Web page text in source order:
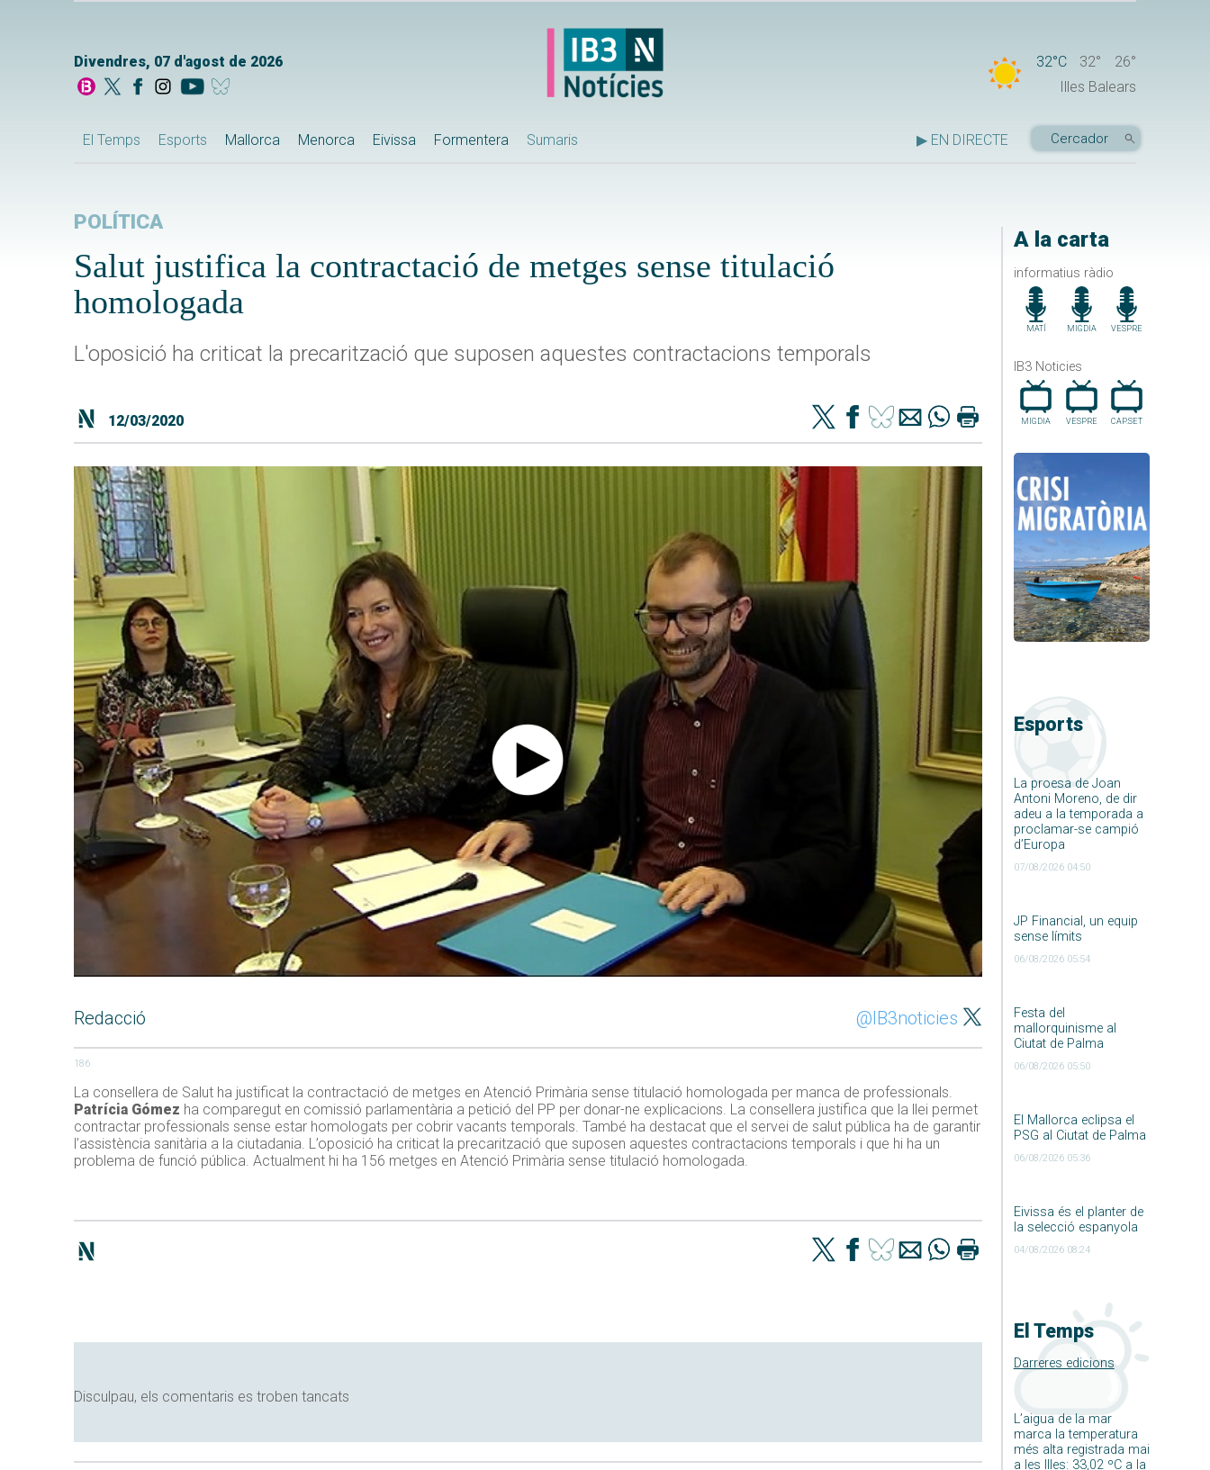
Divendres, 07 d'agost de 2026 32°C 32°
26°
Illes Balears
El Temps Esports Mallorca Menorca Eivissa Formentera Sumaris ▶ EN DIRECTE
A la carta
informatius ràdio
MATÍ MIGDIA VESPRE
IB3 Noticies
MIGDIA VESPRE CAP.SET
Esports
La proesa de Joan
Antoni Moreno, de dir
adeu a la temporada a
proclamar-se campió
d’Europa
07/08/2026 04:50
JP Financial, un equip
sense límits
06/08/2026 05:54
Festa del
mallorquinisme al
Ciutat de Palma
06/08/2026 05:50
El Mallorca eclipsa el
PSG al Ciutat de Palma
06/08/2026 05:36
Eivissa és el planter de
la selecció espanyola
04/08/2026 08:24
El Temps
Darreres edicions
L’aigua de la mar
marca la temperatura
més alta registrada mai
a les Illes: 33,02 ºC a la
POLÍTICA
Salut justifica la contractació de metges sense titulació
homologada
L'oposició ha criticat la precarització que suposen aquestes contractacions temporals
12/03/2020
Redacció @IB3noticies
186
La consellera de Salut ha justificat la contractació de metges en Atenció Primària sense titulació homologada per manca de professionals.
Patrícia Gómez ha comparegut en comissió parlamentària a petició del PP per donar-ne explicacions. La consellera justifica que la llei permet
contractar professionals sense estar homologats per cobrir vacants temporals. També ha destacat que el servei de salut pública ha de garantir
l’assistència sanitària a la ciutadania. L’oposició ha criticat la precarització que suposen aquestes contractacions temporals i que hi ha un
problema de funció pública. Actualment hi ha 156 metges en Atenció Primària sense titulació homologada.
Disculpau, els comentaris es troben tancats